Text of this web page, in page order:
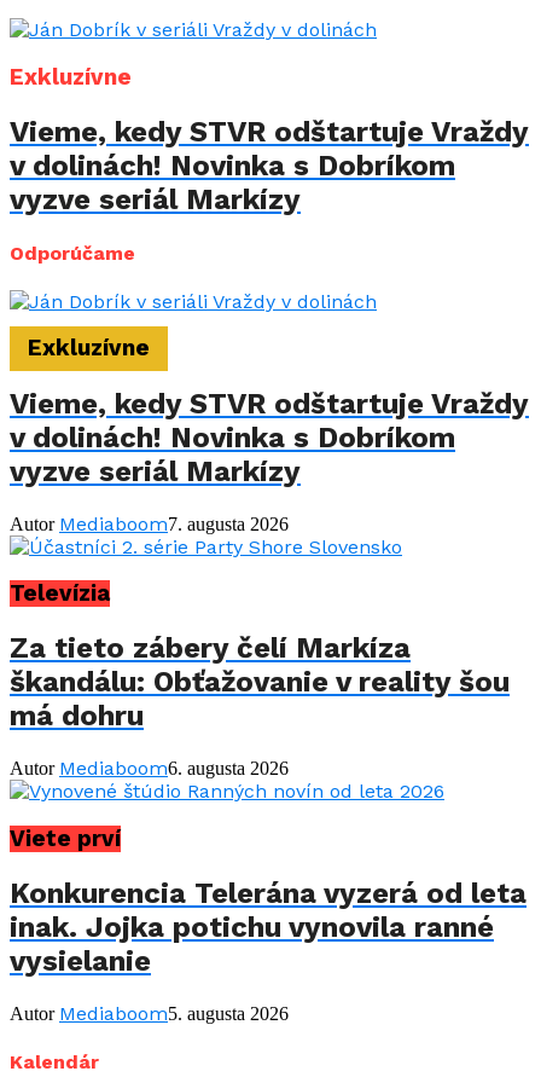
Exkluzívne
Vieme, kedy STVR odštartuje Vraždy
v dolinách! Novinka s Dobríkom
vyzve seriál Markízy
Odporúčame
Exkluzívne
Vieme, kedy STVR odštartuje Vraždy
v dolinách! Novinka s Dobríkom
vyzve seriál Markízy
Autor Mediaboom7. augusta 2026
Televízia
Za tieto zábery čelí Markíza
škandálu: Obťažovanie v reality šou
má dohru
Autor Mediaboom6. augusta 2026
Viete prví
Konkurencia Telerána vyzerá od leta
inak. Jojka potichu vynovila ranné
vysielanie
Autor Mediaboom5. augusta 2026
Kalendár